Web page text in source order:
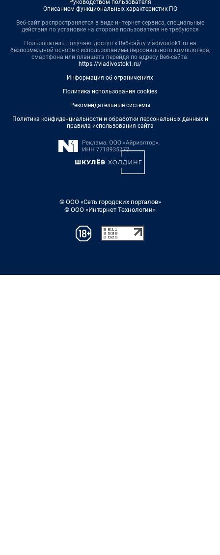
Руководством пользователя
Описанием функциональных характеристик ПО
Веб-сайт распространяется в виде интернет-сервиса, специальные
действия по установке на стороне пользователя не требуются
Пользователь получает доступ к Веб-сайту vladivostok1.ru на
безвозмездной основе с использованием персонального компьютера,
смартфона или планшета перейдя по адресу Веб-сайта:
https://vladivostok1.ru/
Информация об ограничениях
Политика использования cookies
Рекомендательные системы
Политика конфиденциальности и обработки персональных данных и
правила использования сайта
© ООО «Сеть городских порталов»
© ООО «Интернет Технологии»